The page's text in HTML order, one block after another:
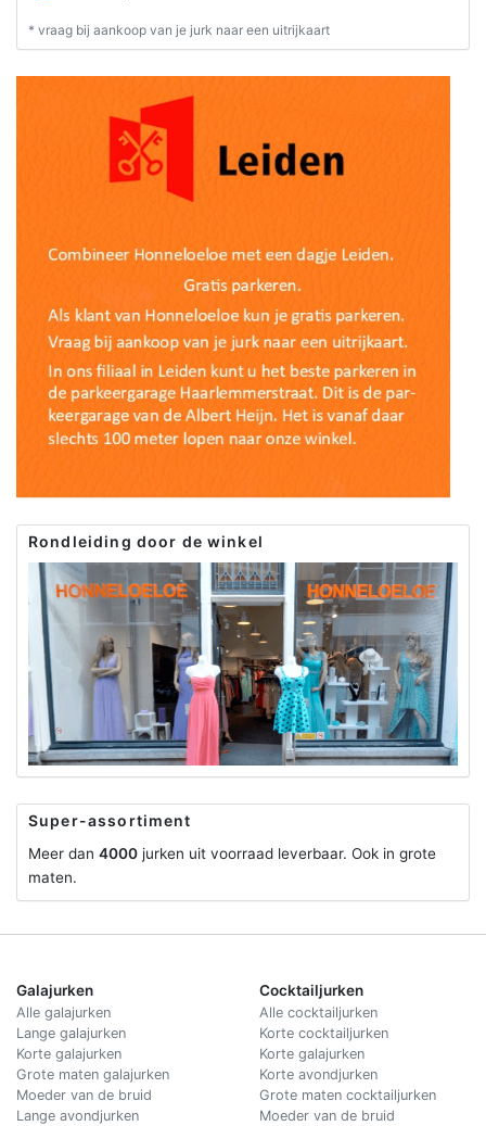
* vraag bij aankoop van je jurk naar een uitrijkaart
Rondleiding door de winkel
Super-assortiment
Meer dan 4000 jurken uit voorraad leverbaar. Ook in grote
maten.
Galajurken
Alle galajurken
Lange galajurken
Korte galajurken
Grote maten galajurken
Moeder van de bruid
Lange avondjurken
Cocktailjurken
Alle cocktailjurken
Korte cocktailjurken
Korte galajurken
Korte avondjurken
Grote maten cocktailjurken
Moeder van de bruid